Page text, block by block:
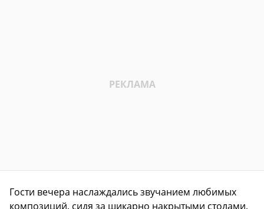
Гости вечера наслаждались звучанием любимых
композиций, сидя за шикарно накрытыми столами,